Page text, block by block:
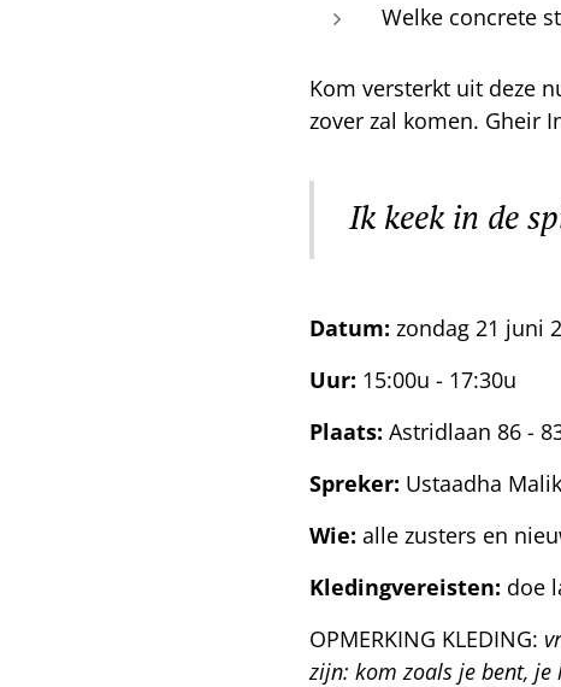
Welke concrete
Kom versterkt uit deze
zover zal komen. Gheir
Ik keek in de
Datum: zondag 21 juni
Uur: 15:00u - 17:30u
Plaats: Astridlaan 86 -
Spreker: Ustaadha
Wie: alle zusters en
Kledingvereisten: doe
OPMERKING KLEDING:
zijn: kom zoals je bent,